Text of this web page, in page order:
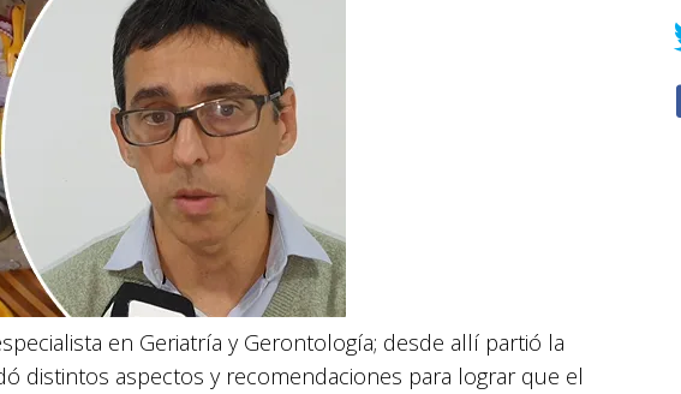
en Geriatría y Gerontología; desde allí partió la
distintos aspectos y recomendaciones para lograr que el